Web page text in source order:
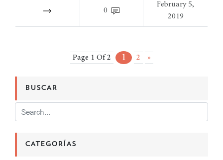
0
February 5,
2019
Page 1 Of 2 1 2 »
BUSCAR
CATEGORÍAS